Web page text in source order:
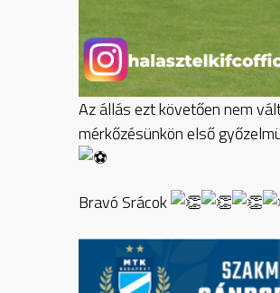
Az állás ezt követően nem
mérkőzésünkön első
Bravó Srácok